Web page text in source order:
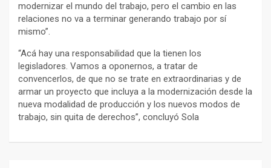
modernizar el mundo del trabajo, pero el cambio en las
relaciones no va a terminar generando trabajo por sí
mismo”.
“Acá hay una responsabilidad que la tienen los
legisladores. Vamos a oponernos, a tratar de
convencerlos, de que no se trate en extraordinarias y de
armar un proyecto que incluya a la modernización desde la
nueva modalidad de producción y los nuevos modos de
trabajo, sin quita de derechos”, concluyó Sola